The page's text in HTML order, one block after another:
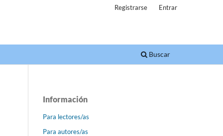
Buscar
Registrarse Entrar
Información
Para lectores/as
Para autores/as